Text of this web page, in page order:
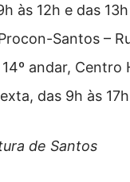
às 12h e das
Santos –
andar, Centro
das 9h às
de Santos